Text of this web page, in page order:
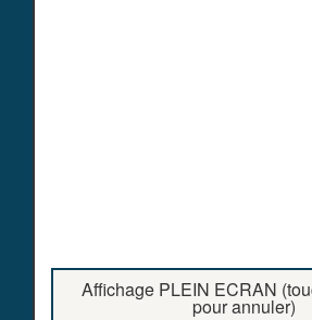
Affichage PLEIN ECRAN
pour annuler)